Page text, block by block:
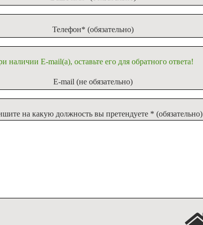
Телефон* (обязательно)
наличии E-mail(а), оставьте его для обратного ответа!
E-mail (не обязательно)
на какую должность вы претендуете * (обязательно)